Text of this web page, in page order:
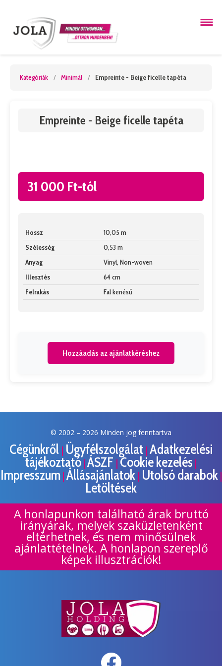
Kategóriák / Minimál / Empreinte - Beige ficelle tapéta
Empreinte - Beige ficelle tapéta
31 000 Ft-tól
Hossz
10,05 m
Szélesség
0,53 m
Anyag
Vinyl, Non-woven
Illesztés
64 cm
Felrakás
Fal kenésű
Hozzáadás az ajánlatkéréshez
© 2002 – 2026 Minden jog fenntartva
Cégünkről | Ügyfélszolgálat | Adatkezelési
tájékoztató | ÁSZF | Cookie kezelés |
Impresszum| Állásajánlatok | Utolsó darabok|
Letöltések
A honlapunkon található árak bruttó
irányárak, melyek szaküzletenként
eltérhetnek, és nem minősülnek
ajánlattételnek. A honlapon szereplő
képek illusztrációk!